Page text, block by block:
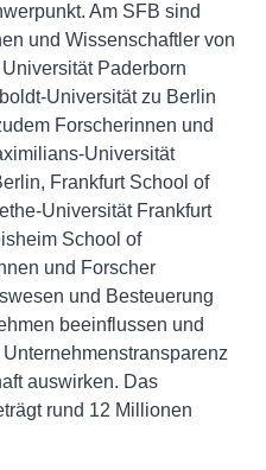
Am SFB sind
und Wissenschaftler von
Paderborn
Universität zu Berlin
Forscherinnen und
Universität
Frankfurt School of
Universität Frankfurt
School of
und Forscher
und Besteuerung
beeinflussen und
auswirken. Das
rund 12 Millionen